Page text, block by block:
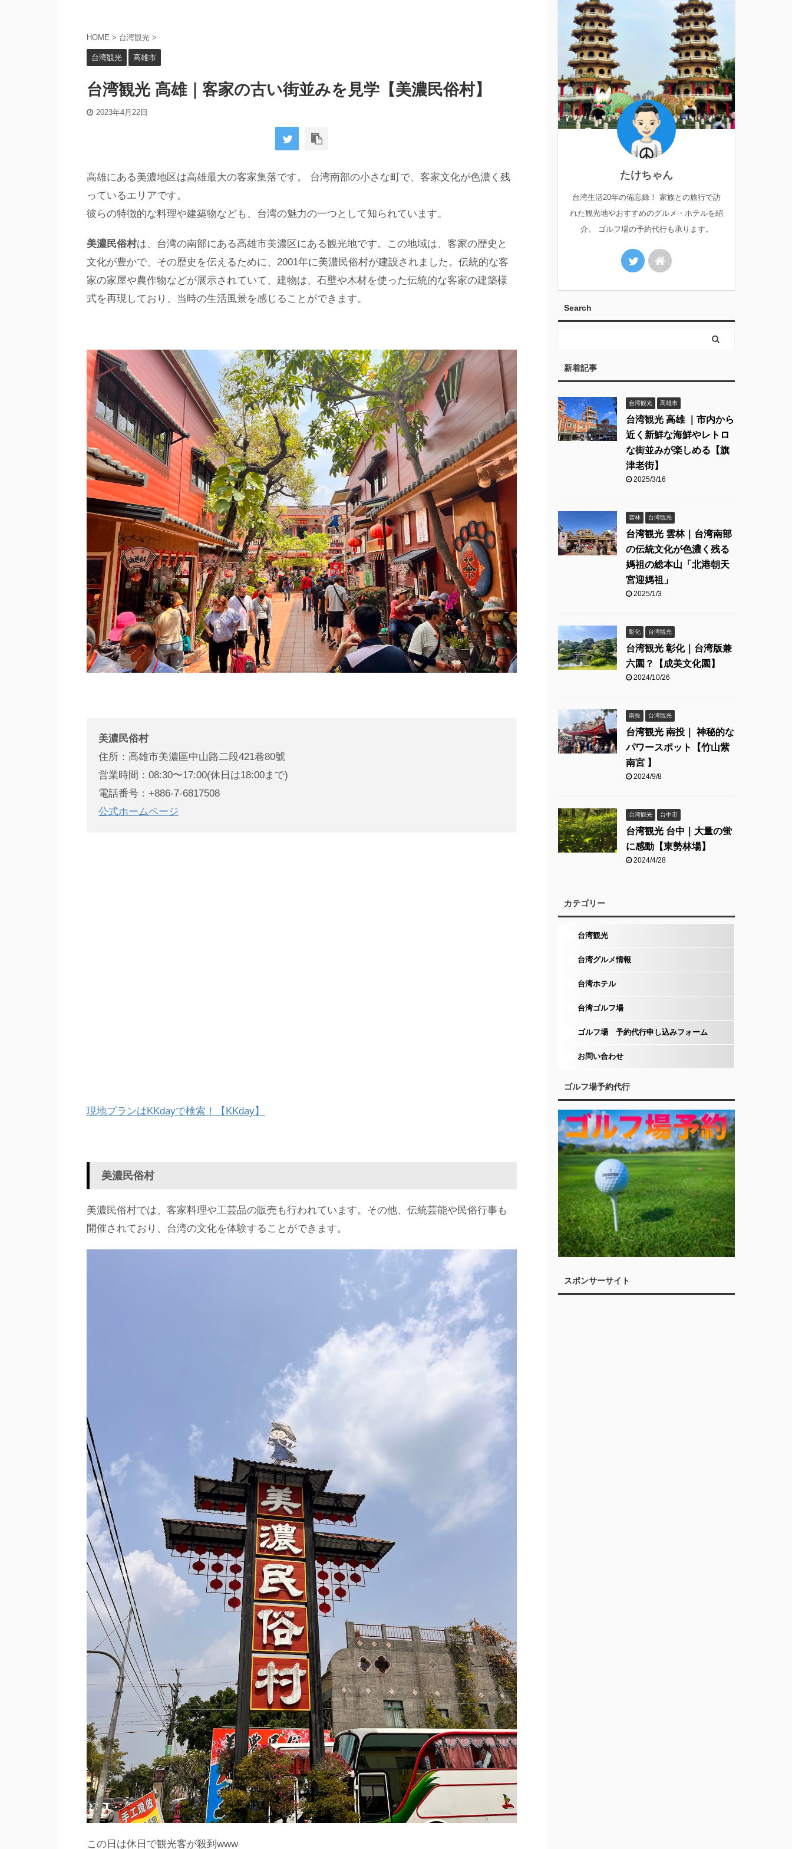
HOME > 台湾観光 >
台湾観光 高雄市
台湾観光 高雄｜客家の古い街並みを見学【美濃民俗村】
2023年4月22日
高雄にある美濃地区は高雄最大の客家集落です。 台湾南部の小さな町で、客家文化が色濃く残
っているエリアです。
彼らの特徴的な料理や建築物なども、台湾の魅力の一つとして知られています。
美濃民俗村は、台湾の南部にある高雄市美濃区にある観光地です。この地域は、客家の歴史と
文化が豊かで、その歴史を伝えるために、2001年に美濃民俗村が建設されました。伝統的な客
家の家屋や農作物などが展示されていて、建物は、石壁や木材を使った伝統的な客家の建築様
式を再現しており、当時の生活風景を感じることができます。
美濃民俗村
住所：高雄市美濃區中山路二段421巷80號
営業時間：08:30〜17:00(休日は18:00まで)
電話番号：+886-7-6817508
公式ホームページ
現地プランはKKdayで検索！【KKday】
美濃民俗村
美濃民俗村では、客家料理や工芸品の販売も行われています。その他、伝統芸能や民俗行事も
開催されており、台湾の文化を体験することができます。
この日は休日で観光客が殺到www
たけちゃん
台湾生活20年の備忘録！ 家族との旅行で訪
れた観光地やおすすめのグルメ・ホテルを紹
介。 ゴルフ場の予約代行も承ります。
Search
新着記事
台湾観光 高雄市
台湾観光 高雄 ｜市内から
近く新鮮な海鮮やレトロ
な街並みが楽しめる【旗
津老街】
2025/3/16
雲林 台湾観光
台湾観光 雲林｜台湾南部
の伝統文化が色濃く残る
媽祖の総本山「北港朝天
宮迎媽祖」
2025/1/3
彰化 台湾観光
台湾観光 彰化｜台湾版兼
六園？【成美文化園】
2024/10/26
南投 台湾観光
台湾観光 南投｜ 神秘的な
パワースポット【竹山紫
南宮 】
2024/9/8
台湾観光 台中市
台湾観光 台中｜大量の蛍
に感動【東勢林場】
2024/4/28
カテゴリー
台湾観光
台湾グルメ情報
台湾ホテル
台湾ゴルフ場
ゴルフ場 予約代行申し込みフォーム
お問い合わせ
ゴルフ場予約代行
スポンサーサイト